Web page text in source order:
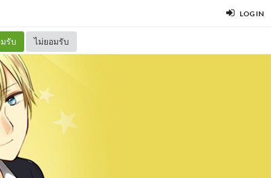
LOG IN
รับ ไม่ยอมรับ